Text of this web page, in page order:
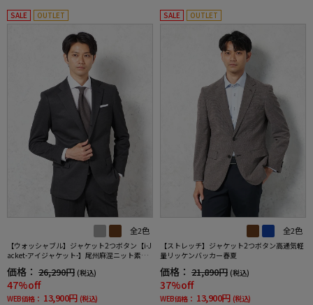
SALE OUTLET
全2色
【ウォッシャブル】ジャケット2つボタン【i-J
acket-アイジャケット-】尾州麻混ニット素材
価格： 26,290円 (税込)
47%off
WEB価格： 13,900円 (税込)
SALE OUTLET
全2色
【ストレッチ】ジャケット2つボタン高通気軽
量リッケンバッカー春夏
価格： 21,890円 (税込)
37%off
WEB価格： 13,900円 (税込)